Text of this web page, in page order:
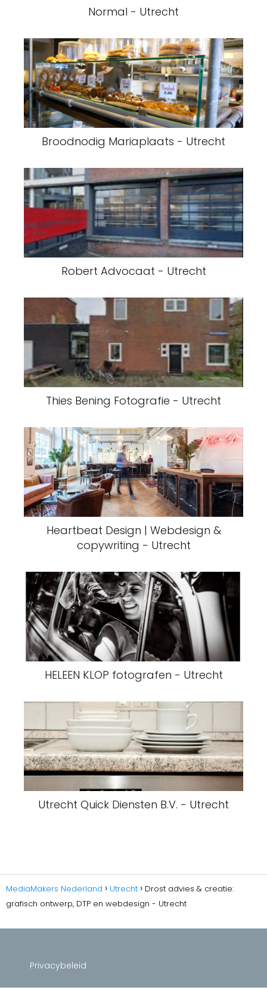
Normal - Utrecht
Broodnodig Mariaplaats - Utrecht
Robert Advocaat - Utrecht
Thies Bening Fotografie - Utrecht
Heartbeat Design | Webdesign &
copywriting - Utrecht
HELEEN KLOP fotografen - Utrecht
Utrecht Quick Diensten B.V. - Utrecht
MediaMakers Nederland Utrecht
Drost advies & creatie:
grafisch ontwerp, DTP en webdesign - Utrecht
Privacybeleid